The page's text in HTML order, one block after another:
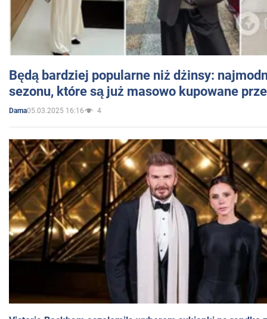
Będą bardziej popularne niż dżinsy:
sezonu, które są już masowo kupowane
Dama05.03.2025 16:16 4